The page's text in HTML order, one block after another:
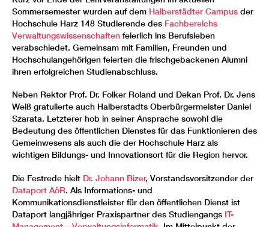
Sommersemester wurden auf dem Halberstädter Campus der
Hochschule Harz 148 Studierende des Fachbereichs
Verwaltungswissenschaften feierlich ins Berufsleben
verabschiedet. Gemeinsam mit Familien, Freunden und
Hochschulangehörigen feierten die frischgebackenen Alumni
ihren erfolgreichen Studienabschluss.
Neben Rektor Prof. Dr. Folker Roland und Dekan Prof. Dr. Jens
Weiß gratulierte auch Halberstadts Oberbürgermeister Daniel
Szarata. Letzterer hob in seiner Ansprache sowohl die
Bedeutung des öffentlichen Dienstes für das Funktionieren des
Gemeinwesens als auch die der Hochschule Harz als
wichtigen Bildungs- und Innovationsort für die Region hervor.
Die Festrede hielt Dr. Johann Bizer, Vorstandsvorsitzender der
Dataport AöR. Als Informations- und
Kommunikationsdienstleister für den öffentlichen Dienst ist
Dataport langjähriger Praxispartner des Studiengangs IT-